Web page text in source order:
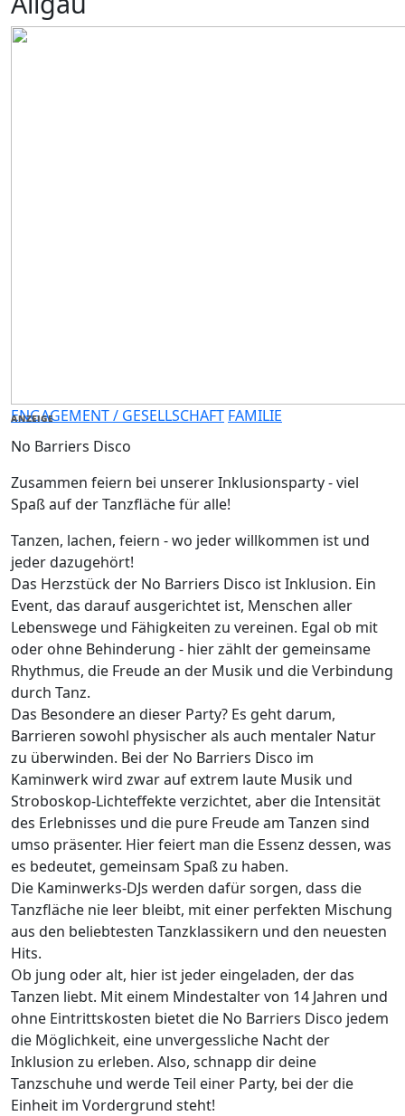
ENGAGEMENT / GESELLSCHAFT FAMILIE
ANZEIGE
No Barriers Disco
Zusammen feiern bei unserer Inklusionsparty - viel
Spaß auf der Tanzfläche für alle!
Tanzen, lachen, feiern - wo jeder willkommen ist und
jeder dazugehört!
Das Herzstück der No Barriers Disco ist Inklusion. Ein
Event, das darauf ausgerichtet ist, Menschen aller
Lebenswege und Fähigkeiten zu vereinen. Egal ob mit
oder ohne Behinderung - hier zählt der gemeinsame
Rhythmus, die Freude an der Musik und die Verbindung
durch Tanz.
Das Besondere an dieser Party? Es geht darum,
Barrieren sowohl physischer als auch mentaler Natur
zu überwinden. Bei der No Barriers Disco im
Kaminwerk wird zwar auf extrem laute Musik und
Stroboskop-Lichteffekte verzichtet, aber die Intensität
des Erlebnisses und die pure Freude am Tanzen sind
umso präsenter. Hier feiert man die Essenz dessen, was
es bedeutet, gemeinsam Spaß zu haben.
Die Kaminwerks-DJs werden dafür sorgen, dass die
Tanzfläche nie leer bleibt, mit einer perfekten Mischung
aus den beliebtesten Tanzklassikern und den neuesten
Hits.
Ob jung oder alt, hier ist jeder eingeladen, der das
Tanzen liebt. Mit einem Mindestalter von 14 Jahren und
ohne Eintrittskosten bietet die No Barriers Disco jedem
die Möglichkeit, eine unvergessliche Nacht der
Inklusion zu erleben. Also, schnapp dir deine
Tanzschuhe und werde Teil einer Party, bei der die
Einheit im Vordergrund steht!